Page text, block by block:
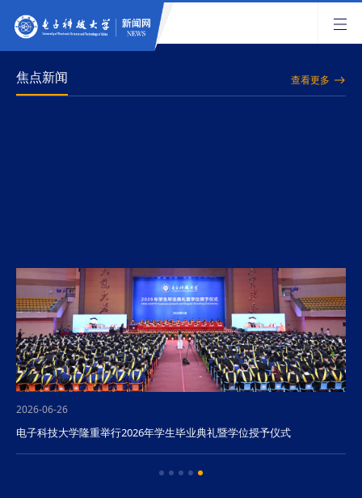
焦点新闻 查看更多
2026-06-26
电子科技大学隆重举行2026年学生毕业典礼暨学位授予仪式